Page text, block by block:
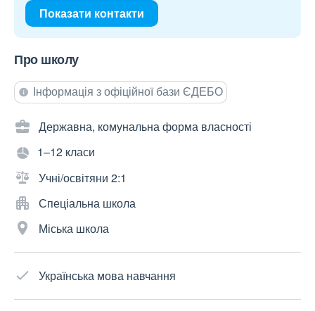
Показати контакти
Про школу
Інформація з офіційної бази ЄДЕБО
Державна, комунальна форма власності
1–12 класи
Учні/освітяни 2:1
Спеціальна школа
Міська школа
Українська мова навчання